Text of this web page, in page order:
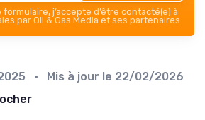
j’accepte d’être contacté(e) à
par Oil & Gas Media et ses partenaires.
• Mis à jour le 22/02/2026